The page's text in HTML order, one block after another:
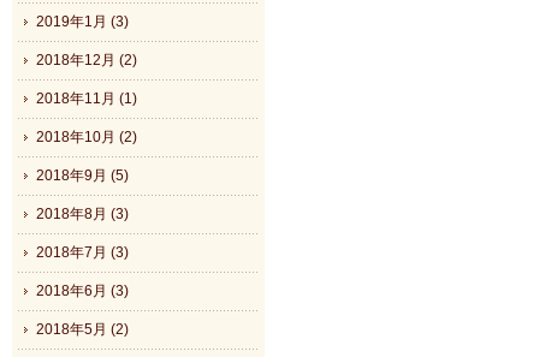
2019年1月 (3)
2018年12月 (2)
2018年11月 (1)
2018年10月 (2)
2018年9月 (5)
2018年8月 (3)
2018年7月 (3)
2018年6月 (3)
2018年5月 (2)